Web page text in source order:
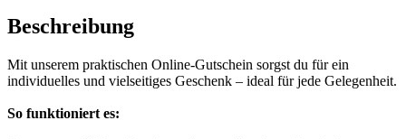
Beschreibung
Mit unserem praktischen Online-Gutschein sorgst du für ein
individuelles und vielseitiges Geschenk – ideal für jede Gelegenheit.
So funktioniert es: